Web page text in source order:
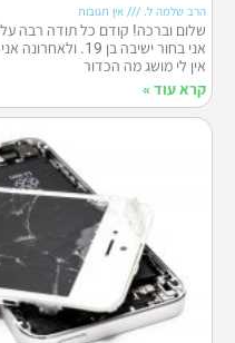
הרב שלמה ל. אין תגובות
שלום וברכה! קודם כל תודה רבה על
אני בחור ישיבה בן
אין לי מושג מה הכדור
קרא עוד »